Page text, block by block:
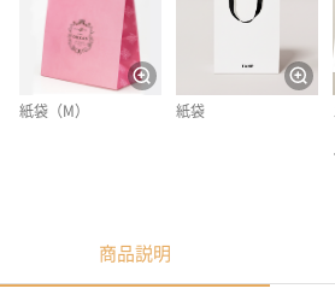
紙袋（M） 紙袋
商品説明